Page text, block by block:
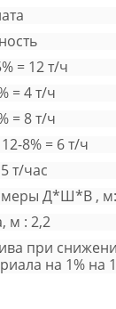
= 12 т/ч
= 4 т/ч
= 8 т/ч
8% = 6 т/ч
т/час
Д*Ш*В ,
м : 2,2
при
на 1% на